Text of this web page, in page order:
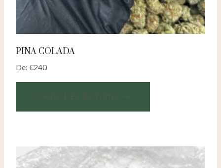
PINA COLADA
De: €240
CHOIX DES OPTIONS